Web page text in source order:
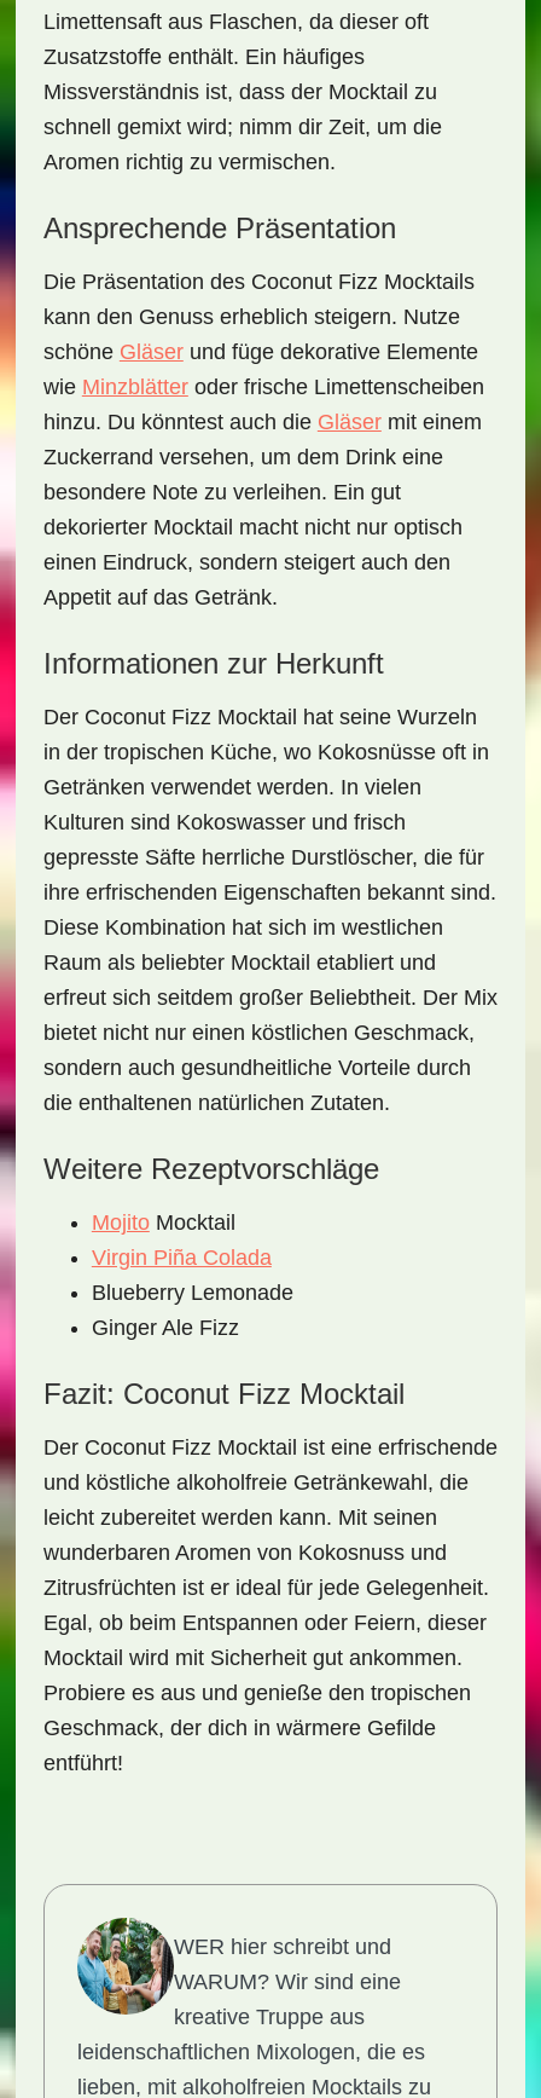
Limettensaft aus Flaschen, da dieser oft
Zusatzstoffe enthält. Ein häufiges
Missverständnis ist, dass der Mocktail zu
schnell gemixt wird; nimm dir Zeit, um die
Aromen richtig zu vermischen.
Ansprechende Präsentation
Die Präsentation des Coconut Fizz Mocktails
kann den Genuss erheblich steigern. Nutze
schöne Gläserund füge dekorative Elemente
wie Minzblätteroder frische Limettenscheiben
hinzu. Du könntest auch die Gläsermit einem
Zuckerrand versehen, um dem Drink eine
besondere Note zu verleihen. Ein gut
dekorierter Mocktail macht nicht nur optisch
einen Eindruck, sondern steigert auch den
Appetit auf das Getränk.
Informationen zur Herkunft
Der Coconut Fizz Mocktail hat seine Wurzeln
in der tropischen Küche, wo Kokosnüsse oft in
Getränken verwendet werden. In vielen
Kulturen sind Kokoswasserund frisch
gepresste Säfteherrliche Durstlöscher, die für
ihre erfrischenden Eigenschaften bekannt sind.
Diese Kombination hat sich im westlichen
Raum als beliebter Mocktail etabliert und
erfreut sich seitdem großer Beliebtheit. Der Mix
bietet nicht nur einen köstlichen Geschmack,
sondern auch gesundheitliche Vorteile durch
die enthaltenen natürlichen Zutaten.
Weitere Rezeptvorschläge
MojitoMocktail
Virgin Piña Colada
Blueberry Lemonade
Ginger Ale Fizz
Fazit: Coconut Fizz Mocktail
Der Coconut Fizz Mocktail ist eine erfrischende
und köstliche alkoholfreie Getränkewahl, die
leicht zubereitet werden kann. Mit seinen
wunderbaren Aromen von Kokosnuss und
Zitrusfrüchten ist er ideal für jede Gelegenheit.
Egal, ob beim Entspannen oder Feiern, dieser
Mocktail wird mit Sicherheit gut ankommen.
Probiere es aus und genieße den tropischen
Geschmack, der dich in wärmere Gefilde
entführt!
WER hier schreibt und
WARUM?Wir sind eine
kreative Truppe aus
leidenschaftlichen Mixologen, die es
lieben, mit alkoholfreien Mocktails zu